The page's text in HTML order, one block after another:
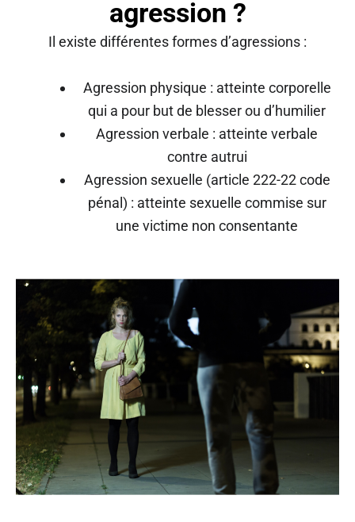
agression ?
Il existe différentes formes d’agressions :
Agression physique : atteinte corporelle
qui a pour but de blesser ou d’humilier
Agression verbale : atteinte verbale
contre autrui
Agression sexuelle (article 222-22 code
pénal) : atteinte sexuelle commise sur
une victime non consentante